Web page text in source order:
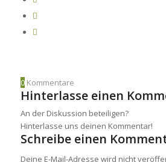
0 Kommentare
Hinterlasse einen
An der Diskussion beteiligen?
Hinterlasse uns deinen Kommentar!
Schreibe einen
Deine E-Mail-Adresse wird nicht